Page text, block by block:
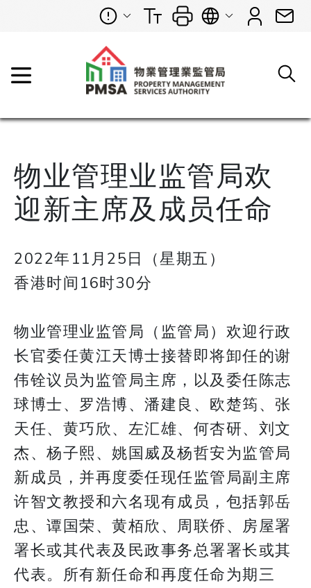
物业管理业监管局欢
迎新主席及成员任命
2022年11月25日（星期五）
香港时间16时30分
物业管理业监管局（监管局）欢迎行政
长官委任黄江天博士接替即将卸任的谢
伟铨议员为监管局主席，以及委任陈志
球博士、罗浩博、潘建良、欧楚筠、张
天任、黄巧欣、左汇雄、何杏研、刘文
杰、杨子熙、姚国威及杨哲安为监管局
新成员，并再度委任现任监管局副主席
许智文教授和六名现有成员，包括郭岳
忠、谭国荣、黄栢欣、周联侨、房屋署
署长或其代表及民政事务总署署长或其
代表。所有新任命和再度任命为期三